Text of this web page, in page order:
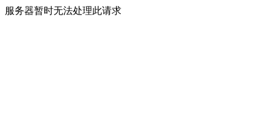
服务器暂时无法处理此请求